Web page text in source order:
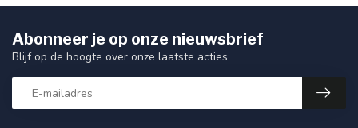
Abonneer je op onze nieuwsbrief
Blijf op de hoogte over onze laatste acties